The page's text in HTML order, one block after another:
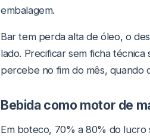
embalagem.
Bar tem perda alta de óleo, o
lado. Precificar sem ficha
percebe no fim do mês, quando
Bebida como motor de
Em boteco, 70% a 80% do lucro